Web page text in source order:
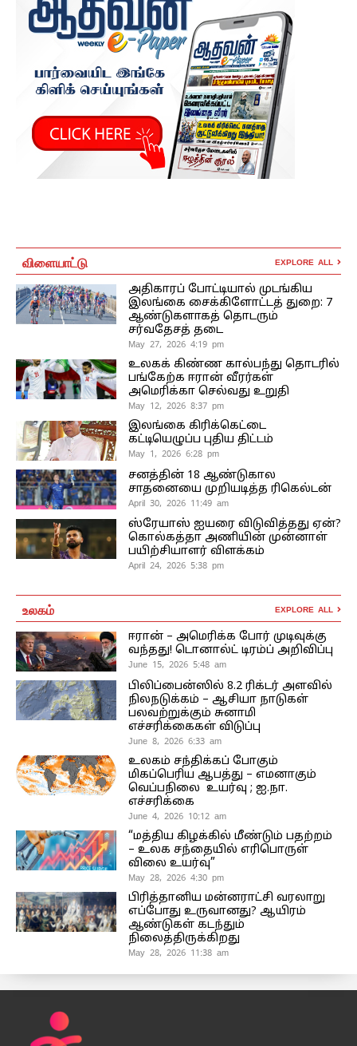
விளையாட்டு EXPLORE ALL
அதிகாரப் போட்டியால் முடங்கிய
இலங்கை சைக்கிளோட்டத் துறை: 7
ஆண்டுகளாகத் தொடரும்
சர்வதேசத் தடை
May 27, 2026 4:19 pm
உலகக் கிண்ண கால்பந்து தொடரில்
பங்கேற்க ஈரான் வீரர்கள்
அமெரிக்கா செல்வது உறுதி
May 12, 2026 8:37 pm
இலங்கை கிரிக்கெட்டை
கட்டியெழுப்ப புதிய திட்டம்
May 1, 2026 6:28 pm
சனத்தின் 18 ஆண்டுகால
சாதனையை முறியடித்த ரிகெல்டன்
April 30, 2026 11:49 am
ஸ்ரேயாஸ் ஐயரை விடுவித்தது ஏன்?
கொல்கத்தா அணியின் முன்னாள்
பயிற்சியாளர் விளக்கம்
April 24, 2026 5:38 pm
உலகம் EXPLORE ALL
ஈரான் – அமெரிக்க போர் முடிவுக்கு
வந்தது! டொனால்ட் டிரம்ப் அறிவிப்பு
June 15, 2026 5:48 am
பிலிப்பைன்ஸில் 8.2 ரிக்டர் அளவில்
நிலநடுக்கம் – ஆசியா நாடுகள்
பலவற்றுக்கும் சுனாமி
எச்சரிக்கைகள் விடுப்பு
June 8, 2026 6:33 am
உலகம் சந்திக்கப் போகும்
மிகப்பெரிய ஆபத்து – எமனாகும்
வெப்பநிலை உயர்வு ; ஐ.நா.
எச்சரிக்கை
June 4, 2026 10:12 am
“மத்திய கிழக்கில் மீண்டும் பதற்றம்
– உலக சந்தையில் எரிபொருள்
விலை உயர்வு”
May 28, 2026 4:30 pm
பிரித்தானிய மன்னராட்சி வரலாறு
எப்போது உருவானது? ஆயிரம்
ஆண்டுகள் கடந்தும்
நிலைத்திருக்கிறது
May 28, 2026 11:38 am